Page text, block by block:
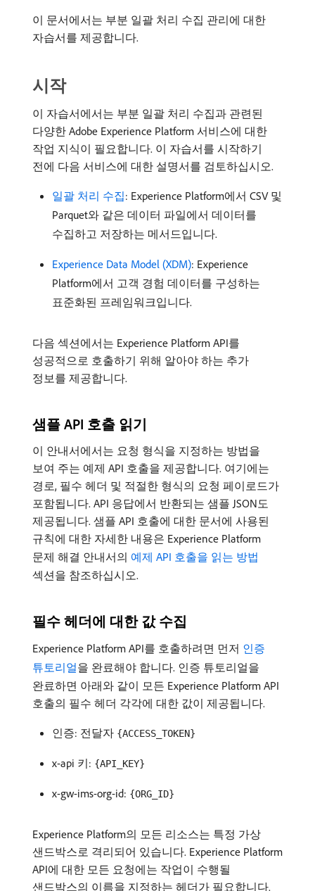
이 문서에서는 부분 일괄 처리 수집 관리에 대한
자습서를 제공합니다.
시작
이 자습서에서는 부분 일괄 처리 수집과 관련된
다양한 Adobe Experience Platform 서비스에 대한
작업 지식이 필요합니다. 이 자습서를 시작하기
전에 다음 서비스에 대한 설명서를 검토하십시오.
일괄 처리 수집: Experience Platform에서 CSV 및
Parquet와 같은 데이터 파일에서 데이터를
수집하고 저장하는 메서드입니다.
Experience Data Model (XDM): Experience
Platform에서 고객 경험 데이터를 구성하는
표준화된 프레임워크입니다.
다음 섹션에서는 Experience Platform API를
성공적으로 호출하기 위해 알아야 하는 추가
정보를 제공합니다.
샘플 API 호출 읽기
이 안내서에서는 요청 형식을 지정하는 방법을
보여 주는 예제 API 호출을 제공합니다. 여기에는
경로, 필수 헤더 및 적절한 형식의 요청 페이로드가
포함됩니다. API 응답에서 반환되는 샘플 JSON도
제공됩니다. 샘플 API 호출에 대한 문서에 사용된
규칙에 대한 자세한 내용은 Experience Platform
문제 해결 안내서의 예제 API 호출을 읽는 방법
섹션을 참조하십시오.
필수 헤더에 대한 값 수집
Experience Platform API를 호출하려면 먼저 인증
튜토리얼을 완료해야 합니다. 인증 튜토리얼을
완료하면 아래와 같이 모든 Experience Platform API
호출의 필수 헤더 각각에 대한 값이 제공됩니다.
인증: 전달자 {ACCESS_TOKEN}
x-api 키: {API_KEY}
x-gw-ims-org-id: {ORG_ID}
Experience Platform의 모든 리소스는 특정 가상
샌드박스로 격리되어 있습니다. Experience Platform
API에 대한 모든 요청에는 작업이 수행될
샌드박스의 이름을 지정하는 헤더가 필요합니다.